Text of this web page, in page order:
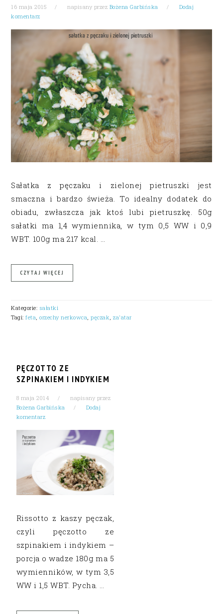
16 maja 2015 napisany przez Bożena Garbińska
Dodaj
komentarz
Sałatka z pęczaku i zielonej pietruszki jest
smaczna i bardzo świeża. To idealny dodatek do
obiadu, zwłaszcza jak ktoś lubi pietruszkę. 50g
sałatki ma 1,4 wymiennika, w tym 0,5 WW i 0,9
WBT. 100g ma 217 kcal. …
CZYTAJ WIĘCEJ
Kategorie: sałatki
Tagi:feta,orzechy nerkowca,pęczak,za'atar
PĘCZOTTO ZE
SZPINAKIEM I INDYKIEM
8 maja 2014
napisany przez
Bożena Garbińska
Dodaj
komentarz
Rissotto z kaszy pęczak,
czyli pęczotto ze
szpinakiem i indykiem –
porcja o wadze 180g ma 5
wymienników, w tym 3,5
WW i 1,5 WBT. Pycha. …